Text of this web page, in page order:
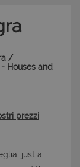
/
Houses and
prezzi
just a